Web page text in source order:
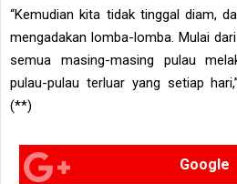
“Kemudian kita tidak tinggal diam,
mengadakan lomba-lomba. Mulai
semua masing-masing pulau
pulau-pulau terluar yang setiap
(**)
Google